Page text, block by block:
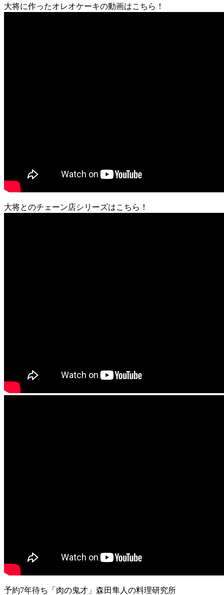
大将に作ったオレオケーキの動画はこちら！
大将とのチェーン店シリーズはこちら！
予約7年待ち「肉の鬼才」森田隼人の料理研究所